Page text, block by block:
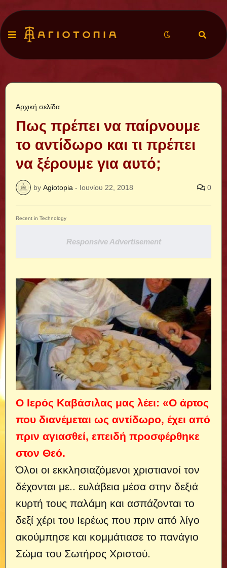
Αρχική σελίδα
Πως πρέπει να παίρνουμε
το αντίδωρο και τι πρέπει
να ξέρουμε για αυτό;
by Agiotopia - Ιουνίου 22, 2018 0
Recent in Technology
Responsive Advertisement
Ο Ιερός Καβάσιλας μας λέει: «Ο άρτος
που διανέμεται ως αντίδωρο, έχει από
πριν αγιασθεί, επειδή προσφέρθηκε
στον Θεό.
Όλοι οι εκκλησιαζόμενοι χριστιανοί τον
δέχονται με.. ευλάβεια μέσα στην δεξιά
κυρτή τους παλάμη και ασπάζονται το
δεξί χέρι του Ιερέως που πριν από λίγο
ακούμπησε και κομμάτιασε το πανάγιο
Σώμα του Σωτήρος Χριστού.